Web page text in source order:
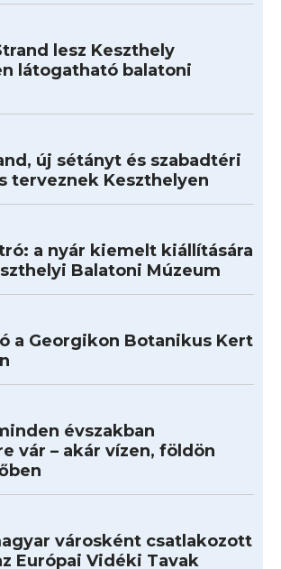
lesz Keszthely
látogatható balatoni
új sétányt és szabadtéri
terveznek Keszthelyen
a nyár kiemelt kiállítására
Balatoni Múzeum
a Georgikon Botanikus Kert
évszakban
vár – akár vízen, földön
városként csatlakozott
Európai Vidéki Tavak